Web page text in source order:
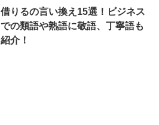
借りるの言い換え15選！ビジネス
での類語や熟語に敬語、丁寧語も
紹介！